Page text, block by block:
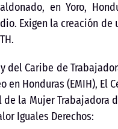
en Yoro,
Exigen la creación de
Caribe de
en Honduras (EMIH), El
la Mujer Trabajadora
Iguales Derechos: